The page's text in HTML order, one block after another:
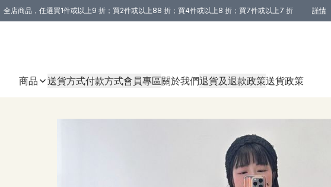
全店商品，任選買1件或以上9 折；買2件或以上88 折；買4件或以上8 折；買7件或以上7 折 詳情
商品 送貨方式付款方式會員專區關於我們退貨及退款政策送貨政策